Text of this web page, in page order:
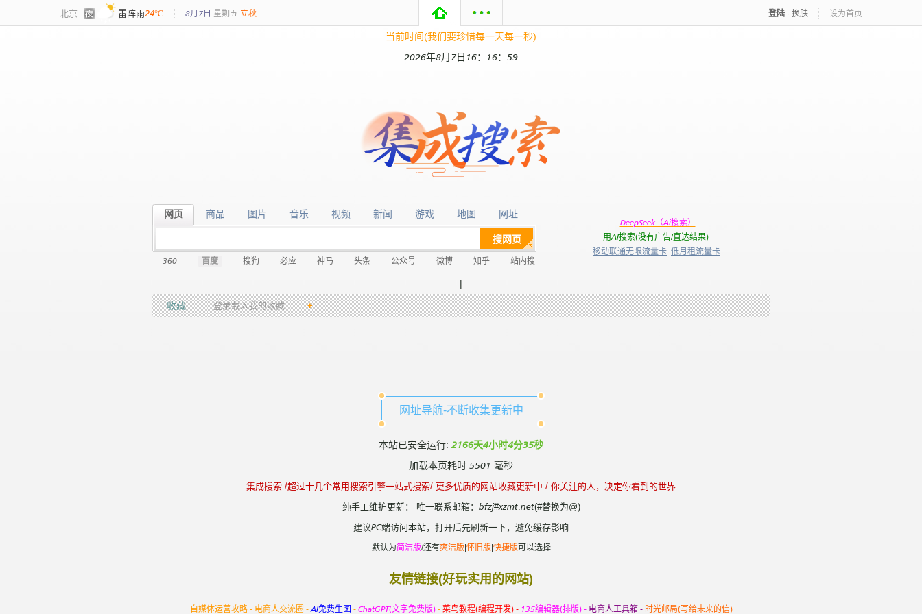
北京 雷阵雨24℃ 8月7日 星期五 立秋 登陆 换肤 设为首页
当前时间(我们要珍惜每一天每一秒)
2026年8月7日16：16：59
网页
网页 商品
商品 图片
图片 音乐
音乐 视频
视频 新闻
新闻 游戏
游戏 地图
地图 网址
网址
搜网页
360 百度 搜狗 必应 神马 头条 公众号 微博 知乎 站内搜
DeepSeek（Ai搜索）
用AI搜索(没有广告/直达结果)
移动联通无限流量卡 低月租流量卡
有
收藏
登录载入我的收藏… +
网址导航-不断收集更新中
本站已安全运行: 2166天4小时4分35秒
加载本页耗时 5501 毫秒
集成搜索 /超过十几个常用搜索引擎一站式搜索/ 更多优质的网站收藏更新中 / 你关注的人，决定你看到的世界
纯手工维护更新： 唯一联系邮箱：bfzj#xzmt.net(#替换为@)
建议PC端访问本站，打开后先刷新一下，避免缓存影响
默认为简洁版/还有爽洁版|怀旧版|快捷版可以选择
友情链接(好玩实用的网站)
自媒体运营攻略 - 电商人交流圈 - AI免费生图 - ChatGPT(文字免费版)- 菜鸟教程(编程开发) - 135编辑器(排版) - 电商人工具箱 - 时光邮局(写给未来的信)